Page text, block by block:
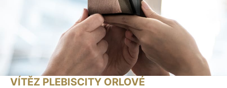
VÍTĚZ PLEBISCITY ORLOVÉ